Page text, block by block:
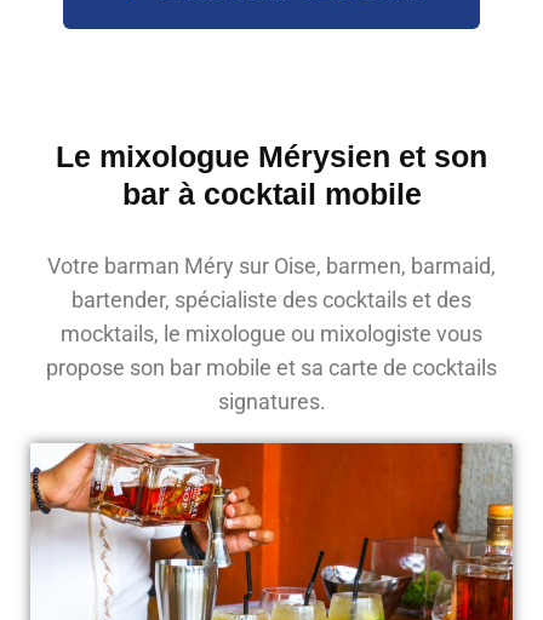
Le mixologue Mérysien et son
bar à cocktail mobile
Votre barman Méry sur Oise, barmen, barmaid,
bartender, spécialiste des cocktails et des
mocktails, le mixologue ou mixologiste vous
propose son bar mobile et sa carte de cocktails
signatures.